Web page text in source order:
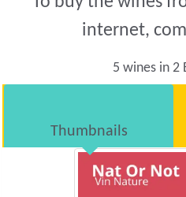
internet,
5 wines in 2
Thumbnails